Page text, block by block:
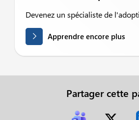
Devenez un spécialiste de
Apprendre encore plus
Partager cette